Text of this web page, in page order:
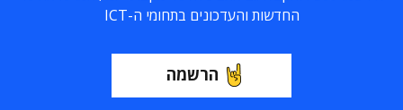
החדשות והעדכונים בתחומי ה-ICT
הרשמה